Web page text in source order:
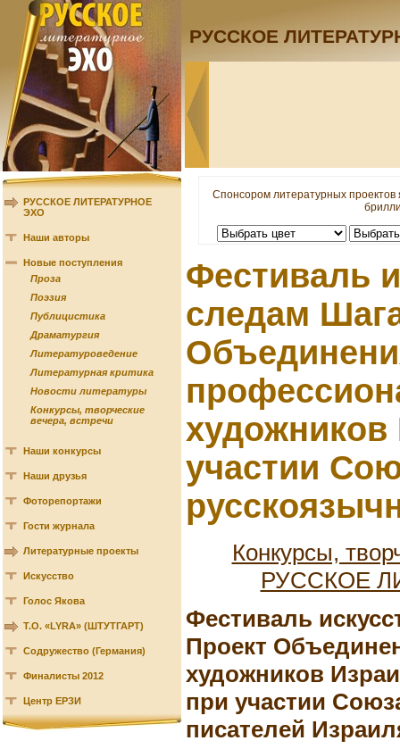
РУССКОЕ
РУССКОЕ ЛИТЕРАТУРНОЕ
ЭХО
Наши авторы
Новые поступления
Проза
Поэзия
Публицистика
Драматургия
Литературоведение
Литературная критика
Новости литературы
Конкурсы, творческие
вечера, встречи
Наши конкурсы
Наши друзья
Фоторепортажи
Гости журнала
Литературные проекты
Искусство
Голос Якова
Т.О. «LYRA» (ШТУТГАРТ)
Содружество (Германия)
Финалисты 2012
Центр ЕРЗИ
Спонсором литературных
Фестиваль
следам
художников
участии
Конкурсы,
РУССКОЕ
Фестиваль
Проект
художников
при участии
писателей